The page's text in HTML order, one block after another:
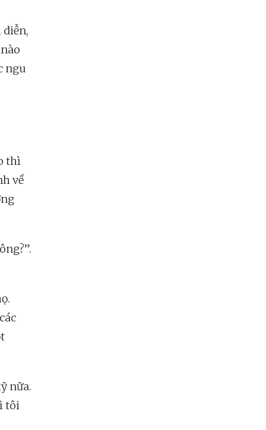
ngu
thì
về
nữa.
tôi